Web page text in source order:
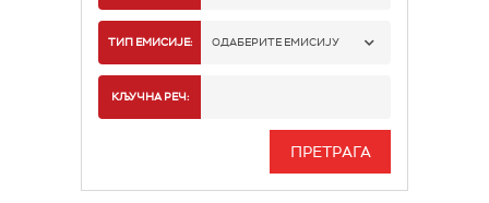
РТС 1
РТС 3
ТИП ЕМИСИЈЕ: ОДАБЕРИТЕ ЕМИСИЈУ
ИНФО
КЉУЧНА РЕЧ: